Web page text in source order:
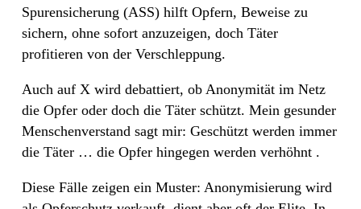
Spurensicherung (ASS) hilft Opfern, Beweise zu
sichern, ohne sofort anzuzeigen, doch Täter
profitieren von der Verschleppung.
Auch auf X wird debattiert, ob Anonymität im Netz
die Opfer oder doch die Täter schützt. Mein gesunder
Menschenverstand sagt mir: Geschützt werden immer
die Täter … die Opfer hingegen werden verhöhnt .
Diese Fälle zeigen ein Muster: Anonymisierung wird